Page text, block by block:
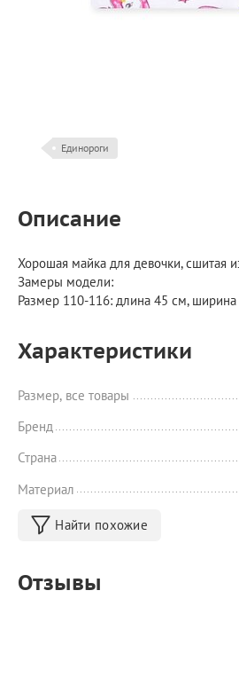
Единороги
Описание
Хорошая майка для девочки, сшитая
Замеры модели:
Размер 110-116: длина 45 см,
Характеристики
Размер, все товары
Бренд
Страна
Материал
Найти похожие
Отзывы